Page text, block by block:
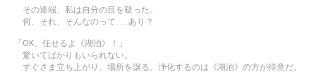
その途端、私は自分の目を疑った。
何、それ、そんなのって……あり？
「OK、任せるよ《湖泊》！」
驚いてばかりもいられない。
すぐさま立ち上がり、場所を譲る。浄化するのは《湖泊》の方が得意だ。